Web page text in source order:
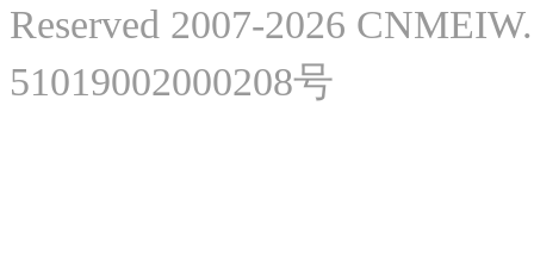
Reserved 2007-2026
51019002000208号